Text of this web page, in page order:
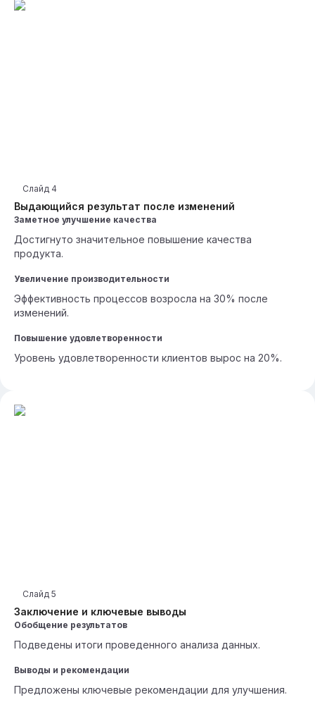
Выдающийся результат после изменений
Слайд 4
Заметное улучшение качества
Достигнуто значительное повышение качества
продукта.
Увеличение производительности
Эффективность процессов возросла на 30% после
изменений.
Повышение удовлетворенности
Уровень удовлетворенности клиентов вырос на 20%.
Заключение и ключевые выводы
Слайд 5
Обобщение результатов
Подведены итоги проведенного анализа данных.
Выводы и рекомендации
Предложены ключевые рекомендации для улучшения.